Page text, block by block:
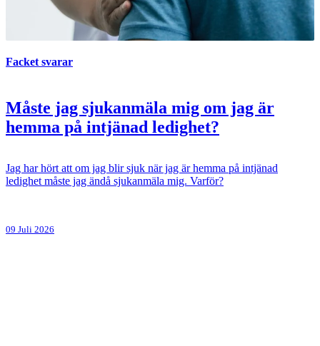
Facket svarar
Måste jag sjukanmäla mig om jag är
hemma på intjänad ledighet?
Jag har hört att om jag blir sjuk när jag är hemma på intjänad
ledighet måste jag ändå sjukanmäla mig. Varför?
09 Juli 2026